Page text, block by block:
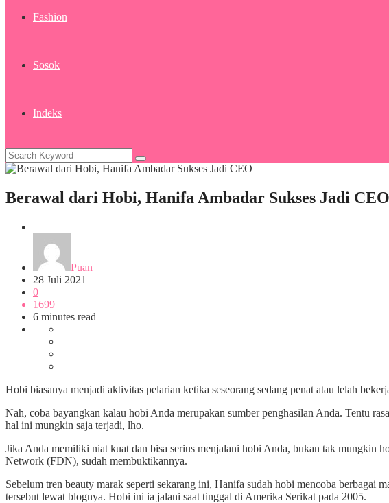
Fashion
Sosok
Indeks
Berawal dari Hobi, Hanifa Ambadar Sukses Jadi CEO
Puan
28 Juli 2021
0
1699
6 minutes read
Hobi biasanya menjadi aktivitas pelarian ketika seseorang sedang penat atau lelah
Nah, coba bayangkan kalau hobi Anda merupakan sumber penghasilan Anda. Tentu
hal ini mungkin saja terjadi, lho.
Jika Anda memiliki niat kuat dan bisa serius menjalani hobi Anda, bukan tak mungkin
Network (FDN), sudah membuktikannya.
Sebelum tren beauty marak seperti sekarang ini, Hanifa sudah hobi mencoba
tersebut lewat blognya. Hobi ini ia jalani saat tinggal di Amerika Serikat pada 2005.